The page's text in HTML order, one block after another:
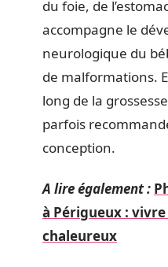
du foie, de
accompagne le
neurologique du
de malformations.
long de la
parfois
conception.
A lire également :
à Périgueux :
chaleureux